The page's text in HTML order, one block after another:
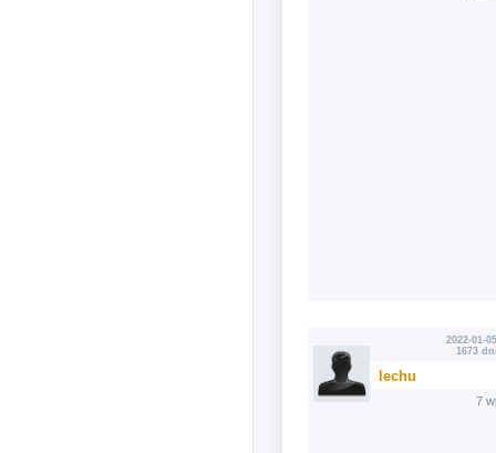
2022-01-
1673
lechu
7